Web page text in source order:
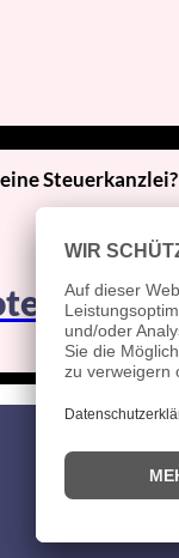
Steuerkanzlei?